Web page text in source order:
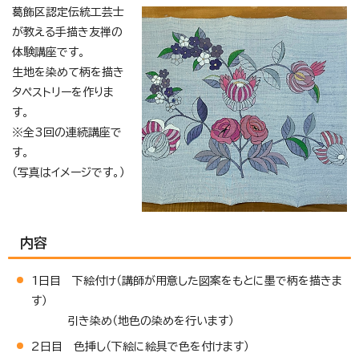
葛飾区認定伝統工芸士
が教える手描き友禅の
体験講座です。
生地を染めて柄を描き
タペストリーを作りま
す。
※全3回の連続講座で
す。
（写真はイメージです。）
内容
1日目 下絵付け（講師が用意した図案をもとに墨で柄を描きま
す）
引き染め（地色の染めを行います）
2日目 色挿し（下絵に絵具で色を付けます）